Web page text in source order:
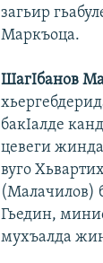
загьир
Маркъоца.
ШагIбанов
бакIалде
цевеги
вуго
(Малачилов)
Гьедин,
мухъалда